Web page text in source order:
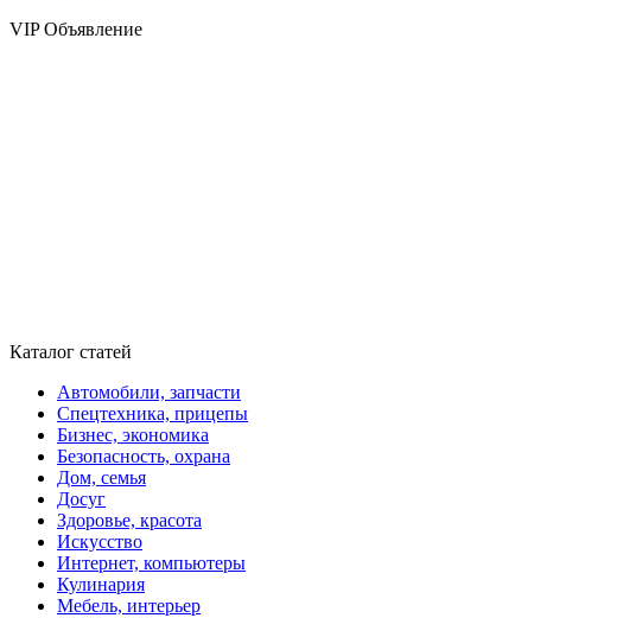
VIP Объявление
Каталог статей
Автомобили, запчасти
Спецтехника, прицепы
Бизнес, экономика
Безопасность, охрана
Дом, семья
Досуг
Здоровье, красота
Искусство
Интернет, компьютеры
Кулинария
Мебель, интерьер